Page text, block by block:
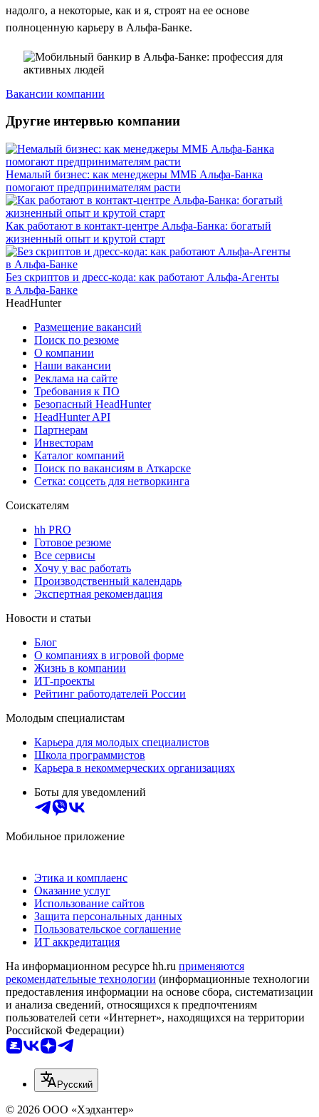
надолго, а некоторые, как и я, строят на ее основе
полноценную карьеру в Альфа-Банке.
Вакансии компании
Другие интервью компании
Немалый бизнес: как менеджеры ММБ Альфа-Банка
помогают предпринимателям расти
Как работают в контакт-центре Альфа-Банка: богатый
жизненный опыт и крутой старт
Без скриптов и дресс-кода: как работают Альфа-Агенты
в Альфа-Банке
HeadHunter
Размещение вакансий
Поиск по резюме
О компании
Наши вакансии
Реклама на сайте
Требования к ПО
Безопасный HeadHunter
HeadHunter API
Партнерам
Инвесторам
Каталог компаний
Поиск по вакансиям в Аткарске
Сетка: соцсеть для нетворкинга
Соискателям
hh PRO
Готовое резюме
Все сервисы
Хочу у вас работать
Производственный календарь
Экспертная рекомендация
Новости и статьи
Блог
О компаниях в игровой форме
Жизнь в компании
ИТ-проекты
Рейтинг работодателей России
Молодым специалистам
Карьера для молодых специалистов
Школа программистов
Карьера в некоммерческих организациях
Боты для уведомлений
Мобильное приложение
Этика и комплаенс
Оказание услуг
Использование сайтов
Защита персональных данных
Пользовательское соглашение
ИТ аккредитация
На информационном ресурсе hh.ru применяются
рекомендательные технологии (информационные технологии
предоставления информации на основе сбора, систематизации
и анализа сведений, относящихся к предпочтениям
пользователей сети «Интернет», находящихся на территории
Российской Федерации)
Русский
© 2026 ООО «Хэдхантер»